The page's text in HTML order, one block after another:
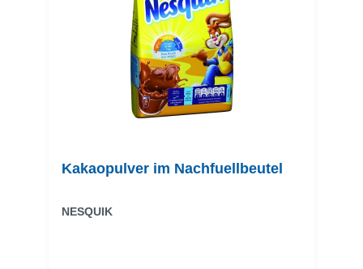
Kakaopulver im Nachfuellbeutel
NESQUIK